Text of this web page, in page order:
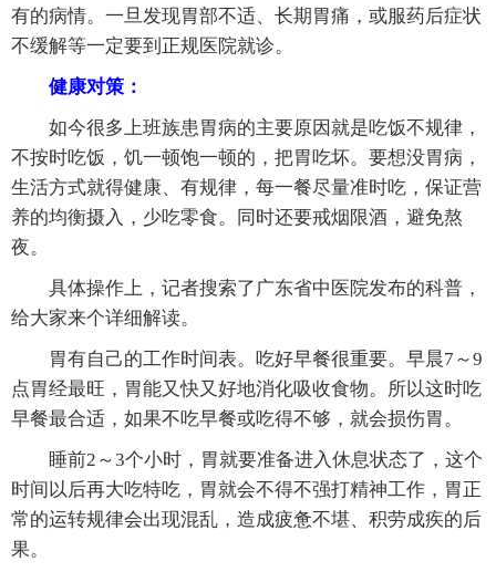
有的病情。一旦发现胃部不适、长期胃痛，或服药后症状
不缓解等一定要到正规医院就诊。
健康对策：
如今很多上班族患胃病的主要原因就是吃饭不规律，
不按时吃饭，饥一顿饱一顿的，把胃吃坏。要想没胃病，
生活方式就得健康、有规律，每一餐尽量准时吃，保证营
养的均衡摄入，少吃零食。同时还要戒烟限酒，避免熬
夜。
具体操作上，记者搜索了广东省中医院发布的科普，
给大家来个详细解读。
胃有自己的工作时间表。吃好早餐很重要。早晨7～9
点胃经最旺，胃能又快又好地消化吸收食物。所以这时吃
早餐最合适，如果不吃早餐或吃得不够，就会损伤胃。
睡前2～3个小时，胃就要准备进入休息状态了，这个
时间以后再大吃特吃，胃就会不得不强打精神工作，胃正
常的运转规律会出现混乱，造成疲惫不堪、积劳成疾的后
果。